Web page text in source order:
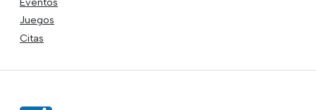
Juegos
Citas